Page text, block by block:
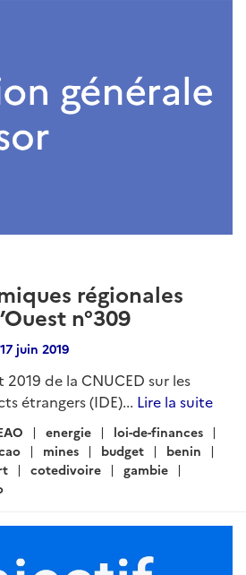
régionales
n°309
17 juin 2019
de la CNUCED sur les
étrangers (IDE)... Lire la suite
energie
loi-de-finances
mines budget
benin
cotedivoire
gambie